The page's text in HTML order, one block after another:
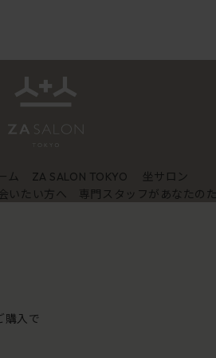
ム ZA SALON TOKYO
坐サロン
いたい方へ 専門スタッフがあなたの
購入で